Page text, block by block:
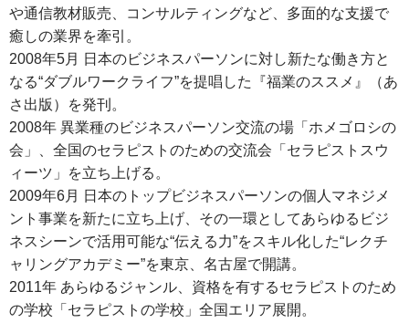
や通信教材販売、コンサルティングなど、多面的な支援で
癒しの業界を牽引。
2008年5月 日本のビジネスパーソンに対し新たな働き方と
なる“ダブルワークライフ”を提唱した『福業のススメ』（あ
さ出版）を発刊。
2008年 異業種のビジネスパーソン交流の場「ホメゴロシの
会」、全国のセラピストのための交流会「セラピストスウ
ィーツ」を立ち上げる。
2009年6月 日本のトップビジネスパーソンの個人マネジメ
ント事業を新たに立ち上げ、その一環としてあらゆるビジ
ネスシーンで活用可能な“伝える力”をスキル化した“レクチ
ャリングアカデミー”を東京、名古屋で開講。
2011年 あらゆるジャンル、資格を有するセラピストのため
の学校「セラピストの学校」全国エリア展開。